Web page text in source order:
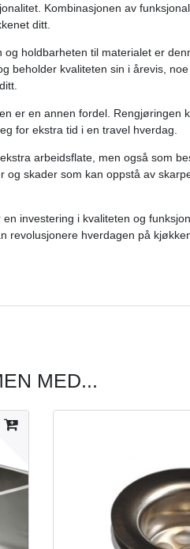
Kombinasjonen av
ditt.
holdbarheten til materialet er
beholder kvaliteten sin i årevis,
er en annen fordel. Rengjøringen
for ekstra tid i en travel hverdag.
arbeidsflate, men også som
og skader som kan oppstå av
investering i kvaliteten og
revolusjonere hverdagen på
MED...